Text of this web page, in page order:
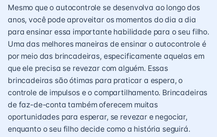
Mesmo que o autocontrole se desenvolva ao longo dos
anos, você pode aproveitar os momentos do dia a dia
para ensinar essa importante habilidade para o seu filho.
Uma das melhores maneiras de ensinar o autocontrole é
por meio das brincadeiras, especificamente aquelas em
que ele precisa se revezar com alguém. Essas
brincadeiras são ótimas para praticar a espera, o
controle de impulsos e o compartilhamento. Brincadeiras
de faz-de-conta também oferecem muitas
oportunidades para esperar, se revezar e negociar,
enquanto o seu filho decide como a história seguirá.